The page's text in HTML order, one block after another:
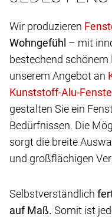
Wir produzieren
Wohngefühl – mit
bestechend schönem
unserem Angebot an
gestalten Sie ein
Bedürfnissen. Die
sorgt die breite
und großflächigen
Selbstverständlich
auf Maß. Somit ist